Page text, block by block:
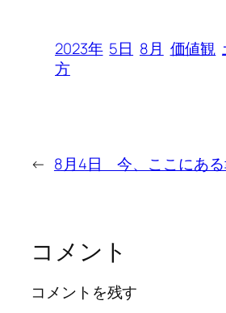
2023年 5日 8月 価値観
方
← 8月4日 今、ここにあ
コメント
コメントを残す